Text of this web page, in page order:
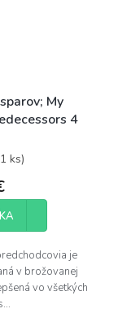
My
4
ks)
je
v brožovanej
vo všetkých